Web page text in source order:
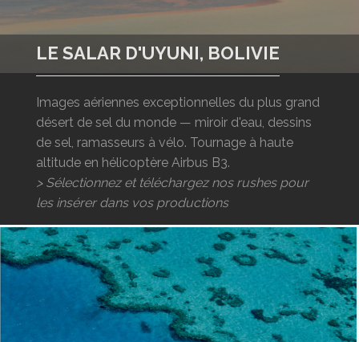
LOGIN
ENGLISH
LE SALAR D'UYUNI, BOLIVIE
Images aériennes exceptionnelles du plus grand
désert de sel du monde — miroir d'eau, dessins
de sel, ramasseurs à vélo. Tournage à haute
altitude en hélicoptère Airbus B3.
> Sélectionnez et téléchargez nos rushes pour
les insérer dans vos productions